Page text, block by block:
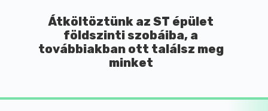
Átköltöztünk az ST épület
földszinti szobáiba, a
továbbiakban ott találsz meg
minket